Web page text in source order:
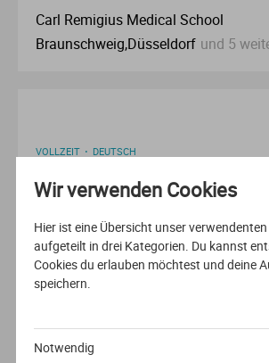
Carl Remigius Medical School
Braunschweig,Düsseldorf und 5
VOLLZEIT DEUTSCH
Physician Assistance, B.Sc.
Carl Remigius Medical School
Braunschweig,Düsseldorf und 4
Wir verwenden Cookies
Hier ist eine Übersicht unser verwendenten
aufgeteilt in drei Kategorien. Du kannst
Cookies du erlauben möchtest und deine
speichern.
Notwendig